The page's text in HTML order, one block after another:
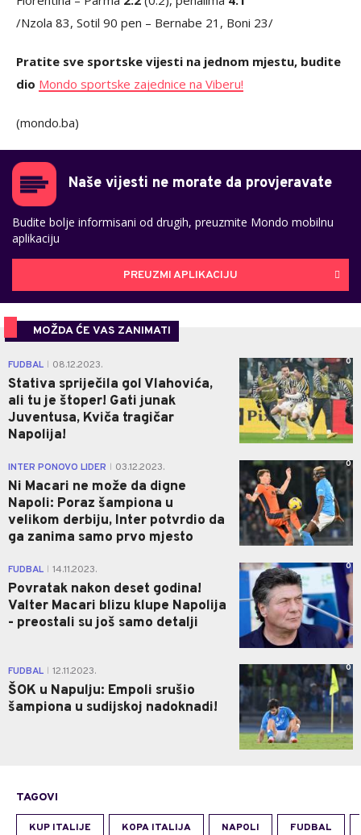
/Nzola 83, Sotil 90 pen – Bernabe 21, Boni 23/
Pratite sve sportske vijesti na jednom mjestu, budite
dio Mondo sportske zajednice na Viberu!
(mondo.ba)
Naše vijesti ne morate da provjeravate
Budite bolje informisani od drugih, preuzmite Mondo mobilnu
aplikaciju
PREUZMI APLIKACIJU
MOŽDA ĆE VAS ZANIMATI
FUDBAL 08.12.2023.
Stativa spriječila gol Vlahovića,
ali tu je štoper! Gati junak
Juventusa, Kviča tragičar
Napolija!
0
INTER PONOVO LIDER 03.12.2023.
Ni Macari ne može da digne
Napoli: Poraz šampiona u
velikom derbiju, Inter potvrdio da
ga zanima samo prvo mjesto
0
FUDBAL 14.11.2023.
Povratak nakon deset godina!
Valter Macari blizu klupe Napolija
- preostali su još samo detalji
0
FUDBAL 12.11.2023.
ŠOK u Napulju: Empoli srušio
šampiona u sudijskoj nadoknadi!
0
TAGOVI
KUP ITALIJE KOPA ITALIJA NAPOLI FUDBAL